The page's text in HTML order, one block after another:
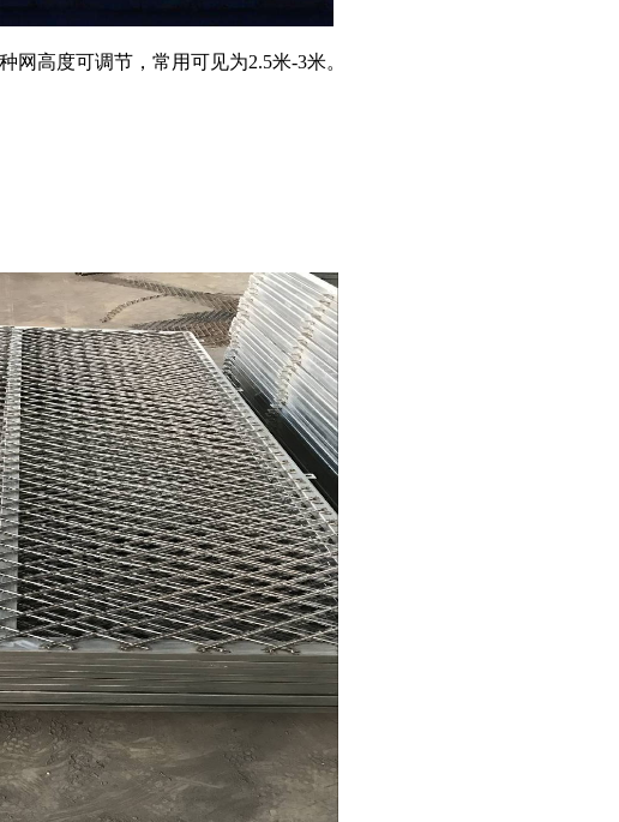
网高度可调节，常用可见为2.5米-3米。